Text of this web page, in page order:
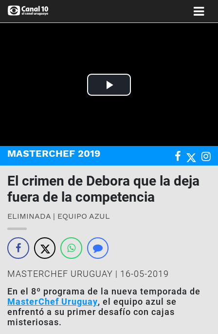
Play
MASTERCHEF 2019
El crimen de Debora que la deja
fuera de la competencia
ELIMINADA | EQUIPO AZUL
MASTERCHEF URUGUAY | 16-05-2019
En el 8º programa de la nueva temporada de
MasterChef Uruguay, el equipo azul se
enfrentó a su primer desafío con cajas
misteriosas.